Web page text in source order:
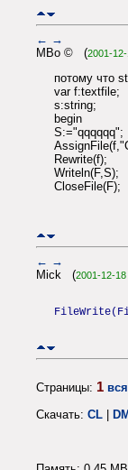
← →
MBo © (2001-
потому что
var f:textfile;
s:string;
begin
S:="qqqqqq";
Rewrite(f);
Writeln(F,S);
CloseFile(F);
← →
Mick (2001-12-18
Страницы: 1
Скачать: CL |